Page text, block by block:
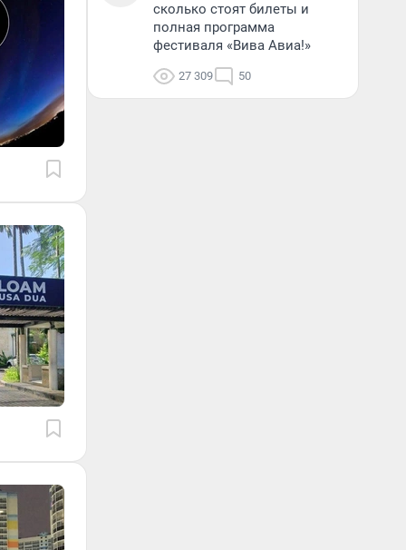
сколько стоят билеты и
полная программа
фестиваля «Вива Авиа!»
27 309 50